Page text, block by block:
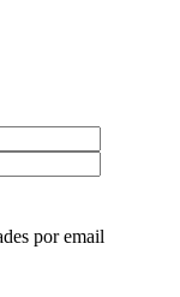
por email